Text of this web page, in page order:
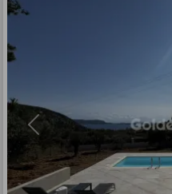
Previous